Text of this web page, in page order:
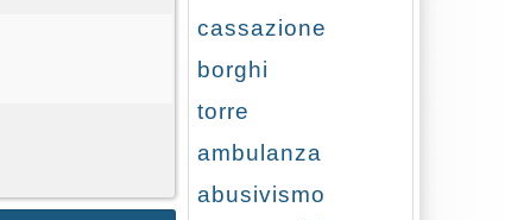
cassazione
borghi
torre
ambulanza
abusivismo